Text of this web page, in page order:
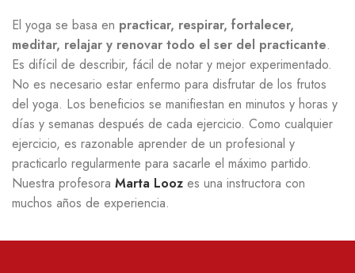
El yoga se basa en practicar, respirar, fortalecer,
meditar, relajar y renovar todo el ser del practicante.
Es difícil de describir, fácil de notar y mejor experimentado.
No es necesario estar enfermo para disfrutar de los frutos
del yoga. Los beneficios se manifiestan en minutos y horas y
días y semanas después de cada ejercicio. Como cualquier
ejercicio, es razonable aprender de un profesional y
practicarlo regularmente para sacarle el máximo partido.
Nuestra profesora Marta Looz es una instructora con
muchos años de experiencia.